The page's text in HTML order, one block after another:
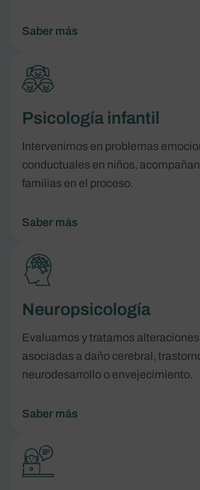
Saber más
Psicología infantil
Intervenimos en problemas
conductuales en niños,
familias en el proceso.
Saber más
Neuropsicología
Evaluamos y tratamos
asociadas a daño cerebral,
neurodesarrollo o envejecimiento.
Saber más